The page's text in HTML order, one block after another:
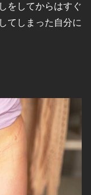
をしてからはすぐ
てしまった自分に